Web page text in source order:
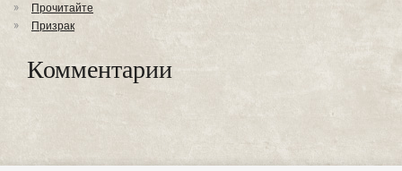
Прочитайте
Призрак
Комментарии